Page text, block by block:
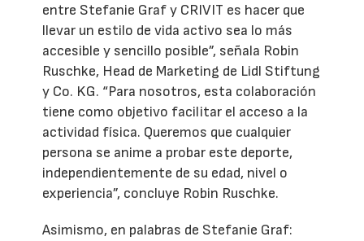
entre Stefanie Graf y CRIVIT es hacer que
llevar un estilo de vida activo sea lo más
accesible y sencillo posible”, señala Robin
Ruschke, Head de Marketing de Lidl Stiftung
y Co. KG. “Para nosotros, esta colaboración
tiene como objetivo facilitar el acceso a la
actividad física. Queremos que cualquier
persona se anime a probar este deporte,
independientemente de su edad, nivel o
experiencia”, concluye Robin Ruschke.
Asimismo, en palabras de Stefanie Graf: